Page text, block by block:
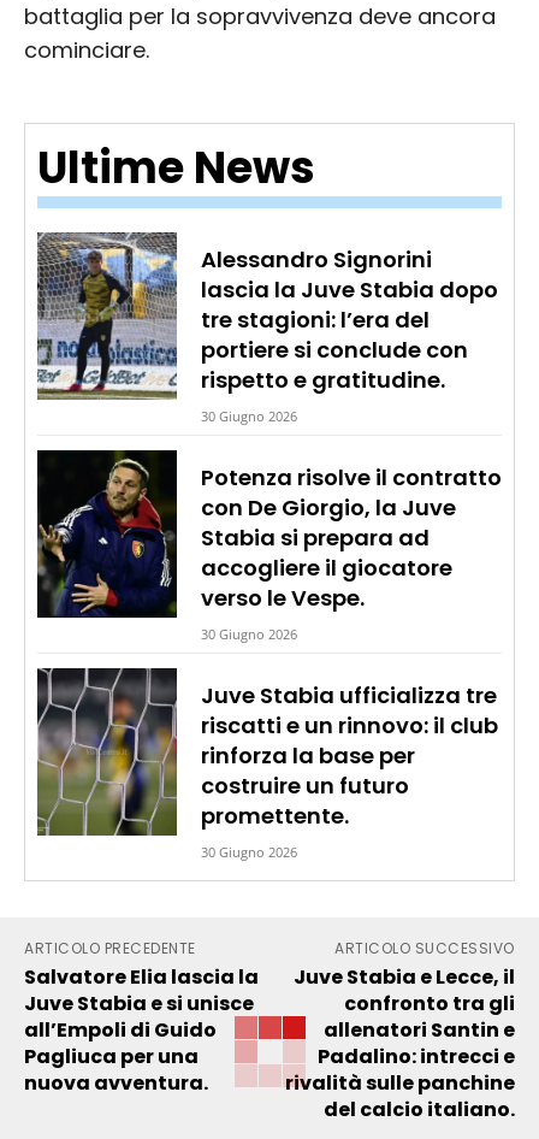
Ultime News
Alessandro Signorini
lascia la Juve Stabia dopo
tre stagioni: l’era del
portiere si conclude con
rispetto e gratitudine.
30 Giugno 2026
Potenza risolve il contratto
con De Giorgio, la Juve
Stabia si prepara ad
accogliere il giocatore
verso le Vespe.
30 Giugno 2026
Juve Stabia ufficializza tre
riscatti e un rinnovo: il club
rinforza la base per
costruire un futuro
promettente.
30 Giugno 2026
battaglia per la sopravvivenza deve ancora
cominciare.
ARTICOLO PRECEDENTE
Salvatore Elia lascia la
Juve Stabia e si unisce
all’Empoli di Guido
Pagliuca per una
nuova avventura.
ARTICOLO SUCCESSIVO
Juve Stabia e Lecce, il
confronto tra gli
allenatori Santin e
Padalino: intrecci e
rivalità sulle panchine
del calcio italiano.